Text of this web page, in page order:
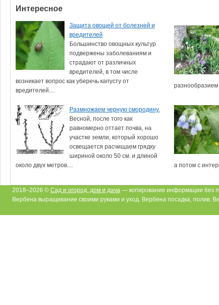
Интересное
Защита овощей от болезней и
вредителей
Большинство овощных культур
подвержены заболеваниям и
страдают от различных
вредителей, в том числе
возникает вопрос как уберечь капусту от
вредителей....
разнообразием
Размножаем черную смородину.
Весной, после того как
равномерно оттает почва, на
участке земли, который хорошо
освещается расчищаем грядку
шириной около 50 см. и длиной
около двух метров....
а потом с
2018–2026 © Сад и огород, дом и дача— копирование информации без
Вербена выращивание своими руками и уход. Вербена посадка, полив.